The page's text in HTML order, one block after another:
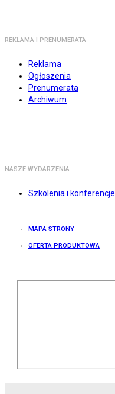
REKLAMA I PRENUMERATA
Reklama
Ogłoszenia
Prenumerata
Archiwum
NASZE WYDARZENIA
Szkolenia i konferencje
MAPA STRONY
OFERTA PRODUKTOWA